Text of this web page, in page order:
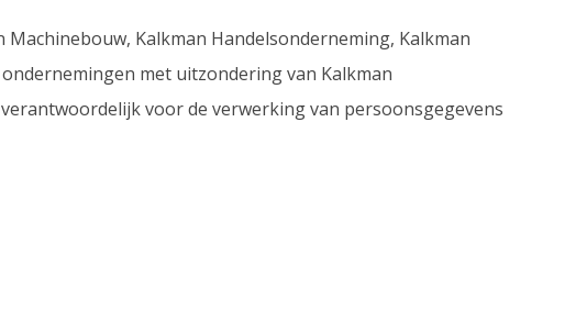
Kalkman Handelsonderneming, Kalkman
met uitzondering van Kalkman
voor de verwerking van persoonsgegevens